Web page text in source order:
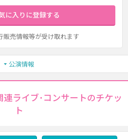
に入りに登録する
販売情報等が受け取れます
公演情報
ライブ･コンサートのチケッ
ト